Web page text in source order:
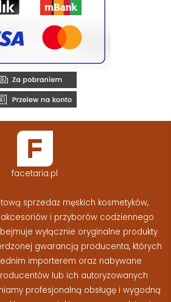
facetaria.pl
sprzedaż męskich kosmetyków,
i przyborów codziennego
wyłącznie oryginalne produkty
gwarancją producenta, których
importerem oraz nabywane
lub ich autoryzowanych
profesjonalną obsługę i wygodną